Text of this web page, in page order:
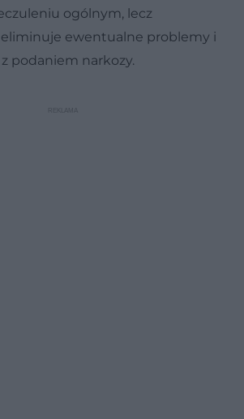
ogólnym, lecz
ewentualne problemy i
podaniem narkozy.